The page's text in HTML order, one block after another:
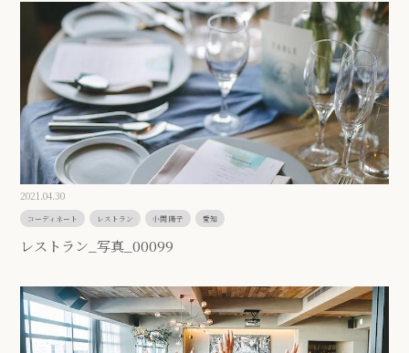
2021.04.30
コーディネート レストラン 小関 陽子 愛知
レストラン_写真_00099